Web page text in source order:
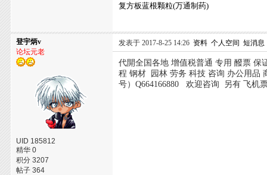
复方板蓝根颗粒(万通制药)
登宇炳v
论坛元老
UID 185812
精华 0
积分 3207
帖子 364
发表于 2017-8-25 14:26 资料 个人空间 短消息
代開全国各地 增值税普通 专用 醱票
程 钢材 园林 劳务 科技 咨询 办公用品
号）Q664166880 欢迎咨询 另有 飞机